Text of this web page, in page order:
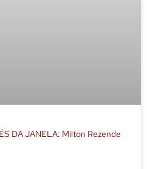
DA JANELA: Milton Rezende